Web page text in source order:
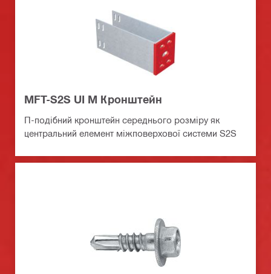
MFT-S2S UI M Кронштейн
П-подібний кронштейн середнього розміру як
центральний елемент міжповерхової системи S2S